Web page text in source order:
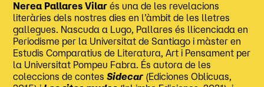
Nerea Pallares Vilar és una de les revelacions
literàries dels nostres dies en l’àmbit de les lletres
gallegues. Nascuda a Lugo, Pallares és llicenciada en
Periodisme per la Universitat de Santiago i màster en
Estudis Comparatius de Literatura, Art i Pensament per
la Universitat Pompeu Fabra. És autora de les
coleccions de contesSidecar (Ediciones Oblicuas,